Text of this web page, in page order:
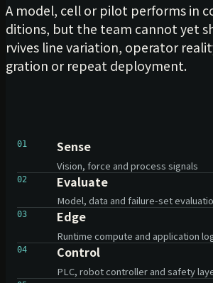
A model, cell or pilot performs in
ditions, but the team cannot yet
rvives line variation, operator
gration or repeat deployment.
01 Sense
Vision, force and process signals
02 Evaluate
Model, data and failure-set
03 Edge
Runtime compute and application
04 Control
PLC, robot controller and safety